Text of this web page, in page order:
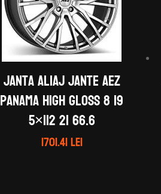
Janta aliaj Jante AEZ
Panama high gloss 8 19
5×112 21 66.6
1701.41lei